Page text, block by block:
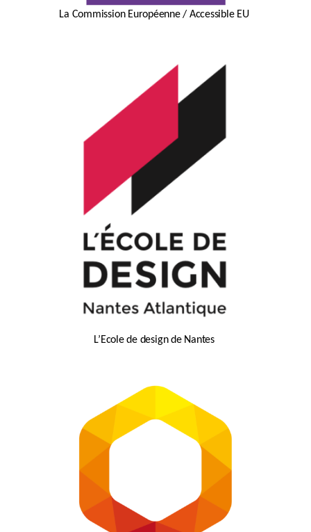
La Commission Européenne / Accessible EU
L’Ecole de design de Nantes